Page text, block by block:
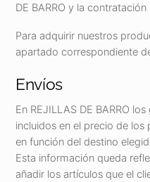
DE BARRO y la
Para adquirir nuestros
apartado correspondiente
Envíos
En REJILLAS DE BARRO
incluidos en el precio de
en función del destino
Esta información queda
añadir los artículos que el